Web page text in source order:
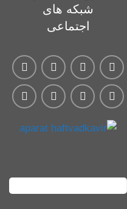
شبکه های
اجتماعی